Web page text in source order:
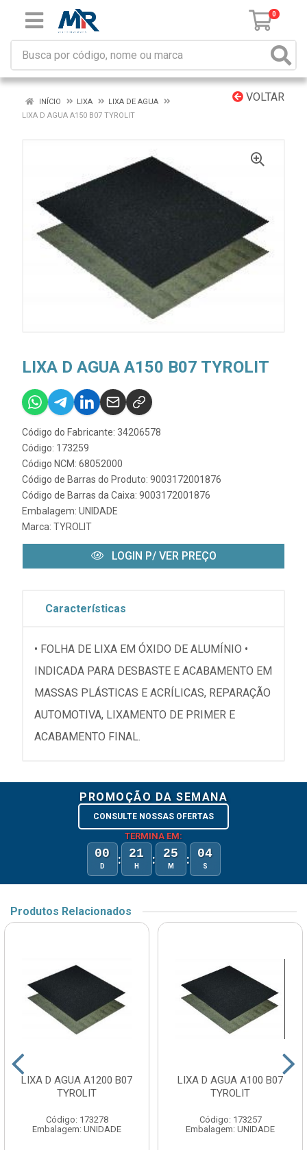
0
VOLTAR
INÍCIO LIXA
LIXA DE AGUA
LIXA D AGUA A150 B07 TYROLIT
LIXA D AGUA A150 B07 TYROLIT
Código do Fabricante: 34206578
Código: 173259
Código NCM: 68052000
Código de Barras do Produto: 9003172001876
Código de Barras da Caixa: 9003172001876
Embalagem: UNIDADE
Marca: TYROLIT
LOGIN P/ VER PREÇO
Características
• FOLHA DE LIXA EM ÓXIDO DE ALUMÍNIO •
INDICADA PARA DESBASTE E ACABAMENTO EM
MASSAS PLÁSTICAS E ACRÍLICAS, REPARAÇÃO
AUTOMOTIVA, LIXAMENTO DE PRIMER E
ACABAMENTO FINAL.
PROMOÇÃO DA SEMANA
CONSULTE NOSSAS OFERTAS
TERMINA EM:
00
D : 21
H : 25
M : 04
S
Produtos Relacionados
LIXA D AGUA A1200 B07
TYROLIT
Código: 173278
Embalagem: UNIDADE
LIXA D AGUA A100 B07
TYROLIT
Código: 173257
Embalagem: UNIDADE